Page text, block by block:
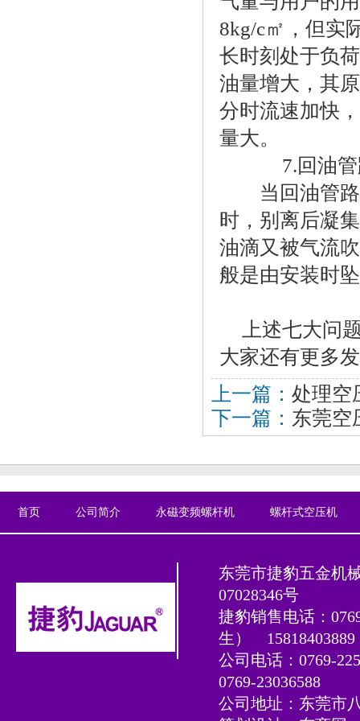
8kg/c㎡，但实
长时刻处于负
油量增大，其
分时流速加快
量大。
7.回油管
当回油管路(
时，别离后凝
油滴又被气流
般是由安装时
上述七大问
大家还有更多
上一篇： 处理空
下一篇： 东莞空
首页 公司简介 永磁变频螺杆机 螺杆式空压机
东莞市捷豹五金机
07028346号
捷豹销售电话：
生）
公司电话：0769-
0769-23036588
公司地址：东莞市